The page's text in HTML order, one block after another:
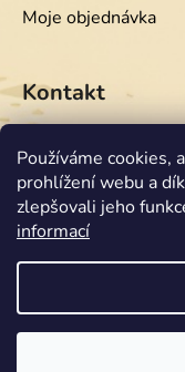
Používáme cookies,
prohlížení webu a
zlepšovali jeho
informací
Moje objednávka
Kontakt
info @